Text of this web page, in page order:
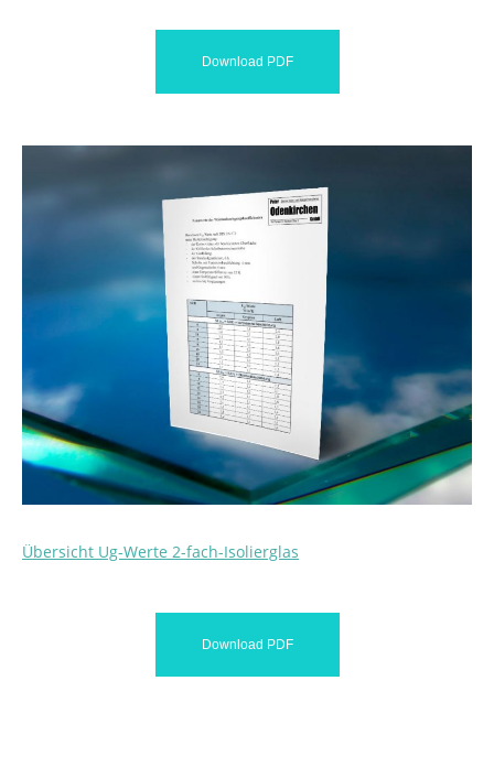
Download PDF
Übersicht Ug-Werte 2-fach-Isolierglas
Download PDF